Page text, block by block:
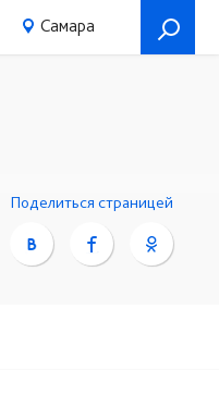
Самара
Поделиться страницей